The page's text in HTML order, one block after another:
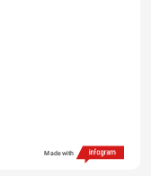
Made with